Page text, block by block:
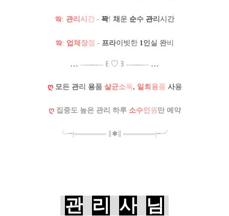
ఇ: 관리 시 간 - 꽉! 채 운 순수 관리 시간
ఇ: 업 체 장점 - 프라이빗한 1인실 완비
… --------- ꒰ ♡ ꒱ --------- …
ღ 모든 관리 용품 살균소독, 일 회 용품 사용
ღ 집중도 높은 관리 하루 소수인원 만 예약
╰╼|═══════ ✱∥ ═══════|╾╯
관 리 사 님